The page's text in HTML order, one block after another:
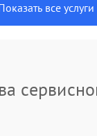
все услуги